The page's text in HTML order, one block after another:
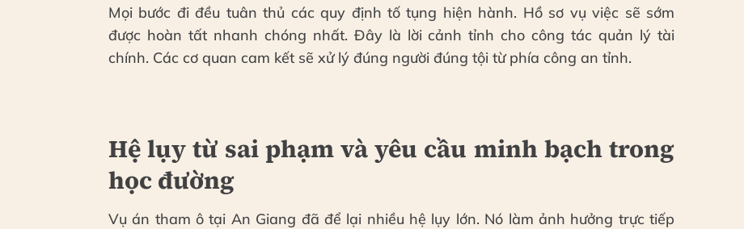
Mọi bước đi đều tuân thủ các quy định tố tụng hiện hành. Hồ sơ vụ việc sẽ sớm
được hoàn tất nhanh chóng nhất. Đây là lời cảnh tỉnh cho công tác quản lý tài
chính. Các cơ quan cam kết sẽ xử lý đúng người đúng tội từ phía công an tỉnh.
Hệ lụy từ sai phạm và yêu cầu minh bạch trong
học đường
Vụ án tham ô tại An Giang đã để lại nhiều hệ lụy lớn. Nó làm ảnh hưởng trực tiếp